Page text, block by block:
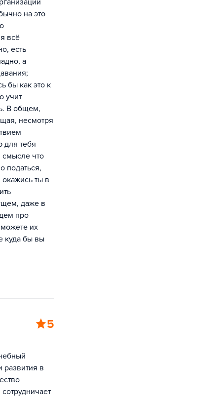
на это
всё
есть
а
бы как это к
учит
В общем,
несмотря
для тебя
смысле что
податься,
ты в
даже в
про
их
куда бы вы
5
развития в